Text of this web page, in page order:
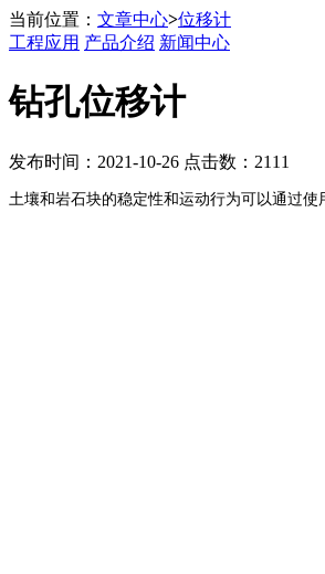
当前位置： 文章中心>位移计
工程应用 产品介绍 新闻中心
钻孔位移计
发布时间：2021-10-26 点击数：2111
土壤和岩石块的稳定性和运动行为可以通过使